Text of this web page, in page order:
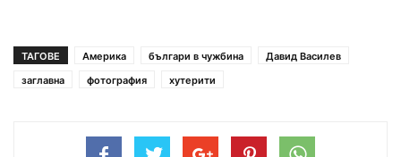
ТАГОВЕ Америка българи в чужбина
Давид Василев
заглавна
фотография хутерити